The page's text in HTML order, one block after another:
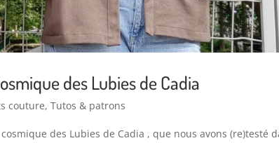
des Lubies de Cadia
couture,Tutos & patrons
des Lubies de Cadia , que nous avons (re)testé